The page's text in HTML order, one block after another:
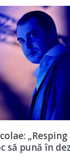
să pună în